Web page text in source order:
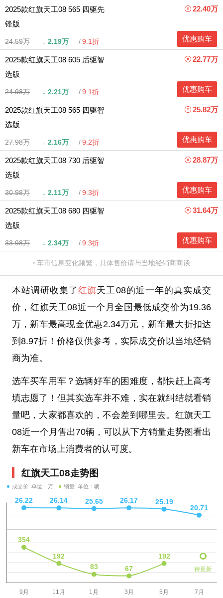
2025款红旗天工08 565 四驱先
锋版
24.59万 ↓ 2.19万 9.1折
22.40万
优惠购车
2025款红旗天工08 605 后驱智
选版
24.98万 ↓ 2.21万 9.1折
22.77万
优惠购车
2025款红旗天工08 565 四驱智
选版
27.98万 ↓ 2.16万 9.2折
25.82万
优惠购车
2025款红旗天工08 730 后驱智
选版
30.98万 ↓ 2.11万 9.3折
28.87万
优惠购车
2025款红旗天工08 680 四驱智
选版
33.98万 ↓ 2.34万 9.3折
31.64万
优惠购车
车市信息变化频繁，具体售价请与当地经销商商谈
本站调研收集了红旗天工08的近一年的真实成交
价，红旗天工08近一个月全国最低成交价为19.36
万，新车最高现金优惠2.34万元，新车最大折扣达
到8.97折！价格仅供参考，实际成交价以当地经销
商为准。
选车买车用车？选辆好车的困难度，都快赶上高考
填志愿了！但其实选车并不难，实在就纠结就看销
量吧，大家都喜欢的，不会差到哪里去。红旗天工
08近一个月售出70辆，可以从下方销量走势图看出
新车在市场上消费者的认可度。
红旗天工08走势图
成交价 单位：万 销量 单位：辆
待更新